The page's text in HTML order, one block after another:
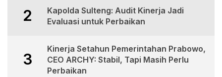
2
Kapolda Sulteng: Audit Kinerja Jadi
Evaluasi untuk Perbaikan
3
Kinerja Setahun Pemerintahan Prabowo,
CEO ARCHY: Stabil, Tapi Masih Perlu
Perbaikan